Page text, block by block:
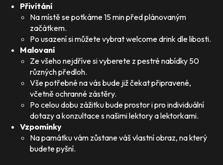
Přivítání
Na místě se potkáme 15 min před plánovaným
začátkem.
Po usazení si můžete vybrat welcome drink dle libosti.
Malovaní
Ze všeho nejdříve si vyberete z pestré nabídky 50
různých předloh.
Vše potřebné na vás bude již čekat připravené,
včetně ochranné zástěry.
Po celou dobu zážitku bude prostor i pro individuální
dotazy a konzultace s našimi lektory a lektorkami.
Vzpomínky
Na památku vám zůstane váš vlastní obraz, na který
budete pyšní.